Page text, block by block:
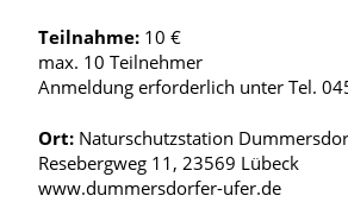
Teilnahme: 10 €
max. 10 Teilnehmer
Anmeldung erforderlich unter Tel.
Ort: Naturschutzstation
Resebergweg 11, 23569 Lübeck
www.dummersdorfer-ufer.de